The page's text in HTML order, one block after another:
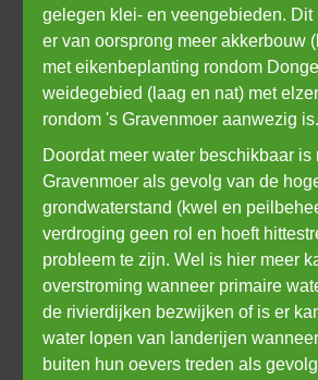
gelegen klei- en veengebieden. Dit
er van oorsprong meer akkerbouw
met eikenbeplanting rondom
weidegebied (laag en nat) met
rondom 's Gravenmoer aanwezig is.
Doordat meer water beschikbaar is
Gravenmoer als gevolg van de
grondwaterstand (kwel en
verdroging geen rol en hoeft
probleem te zijn. Wel is hier meer
overstroming wanneer primaire
de rivierdijken bezwijken of is er
water lopen van landerijen
buiten hun oevers treden als